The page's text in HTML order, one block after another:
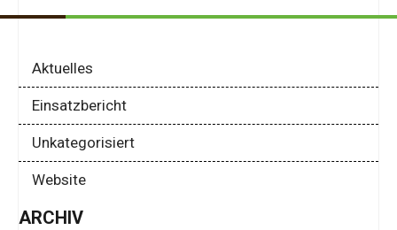
Aktuelles
Einsatzbericht
Unkategorisiert
Website
ARCHIV